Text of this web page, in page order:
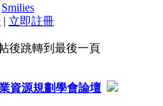
Smilies
| 立即註冊
後跳轉到最後一頁
資源規劃學會論壇